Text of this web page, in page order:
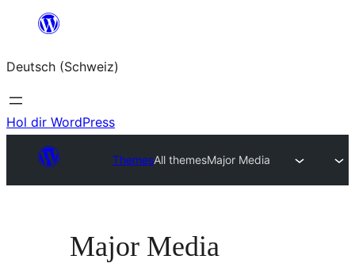
springen
Deutsch (Schweiz)
Hol dir WordPress
ThemesAll themesMajor Media
Major Media